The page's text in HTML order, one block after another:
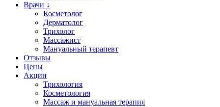
Врачи ↓
Косметолог
Дерматолог
Трихолог
Массажист
Мануальный терапевт
Отзывы
Цены
Акции
Трихология
Косметология
Массаж и мануальная терапия